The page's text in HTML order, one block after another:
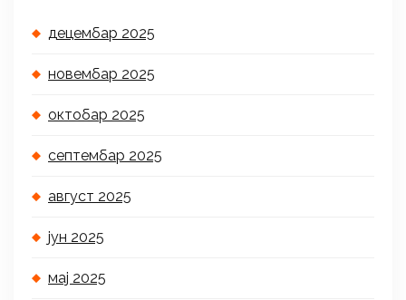
децембар 2025
новембар 2025
октобар 2025
септембар 2025
август 2025
јун 2025
мај 2025